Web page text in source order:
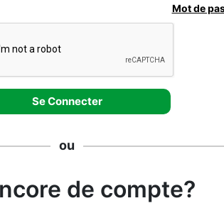
Mot de
ou
de compte?